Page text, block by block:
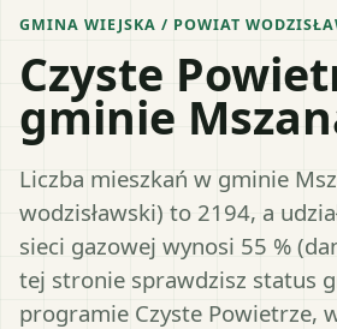
GMINA WIEJSKA / POWIAT
Czyste
gminie
Liczba mieszkań w gminie
wodzisławski) to 2194, a
sieci gazowej wynosi 55 %
tej stronie sprawdzisz status
programie Czyste Powietrze,